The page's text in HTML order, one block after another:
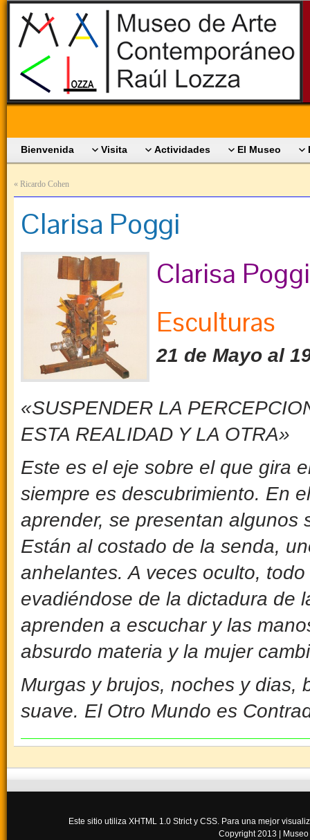
Bienvenida Visita Actividades El Museo
« Ricardo Cohen
Clarisa Poggi
Clarisa Poggi
Esculturas
21 de Mayo al
«SUSPENDER LA
ESTA REALIDAD Y LA OTRA»
Este es el eje sobre el que gira
siempre es descubrimiento. En
aprender, se presentan algunos
Están al costado de la senda,
anhelantes. A veces oculto, todo
evadiéndose de la dictadura de
aprenden a escuchar y las
absurdo materia y la mujer
Murgas y brujos, noches y dias,
suave. El Otro Mundo es
Este sitio utiliza XHTML 1.0 Strict y CSS. Para una mejor
Copyright 2013 |